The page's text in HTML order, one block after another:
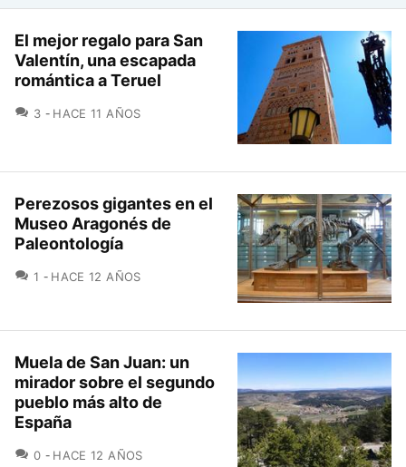
El mejor regalo para San
Valentín, una escapada
romántica a Teruel
3 COMENTARIOS
HACE 11 AÑOS
Perezosos gigantes en el
Museo Aragonés de
Paleontología
1 COMENTARIOS
HACE 12 AÑOS
Muela de San Juan: un
mirador sobre el segundo
pueblo más alto de
España
0 COMENTARIOS
HACE 12 AÑOS